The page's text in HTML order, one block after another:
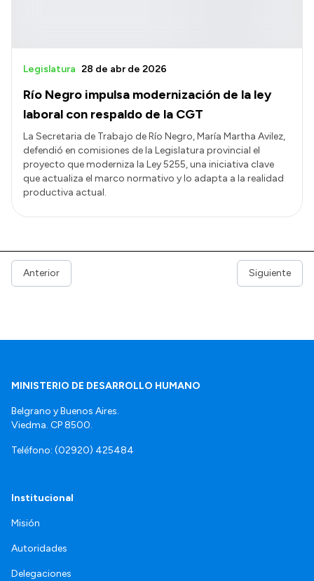
Río Negro impulsa modernización de la ley
laboral con respaldo de la CGT
Legislatura 28 de abr de 2026
La Secretaria de Trabajo de Río Negro, María Martha Avilez,
defendió en comisiones de la Legislatura provincial el
proyecto que moderniza la Ley 5255, una iniciativa clave
que actualiza el marco normativo y lo adapta a la realidad
productiva actual.
Anterior Siguiente
MINISTERIO DE DESARROLLO HUMANO
Belgrano y Buenos Aires.
Viedma. CP 8500.
Teléfono: (02920) 425484
Institucional
Misión
Autoridades
Delegaciones